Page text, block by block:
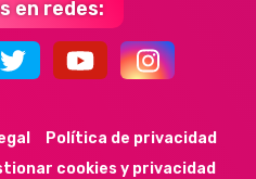
en redes:
9k 35k 352
Política de privacidad
cookies y privacidad